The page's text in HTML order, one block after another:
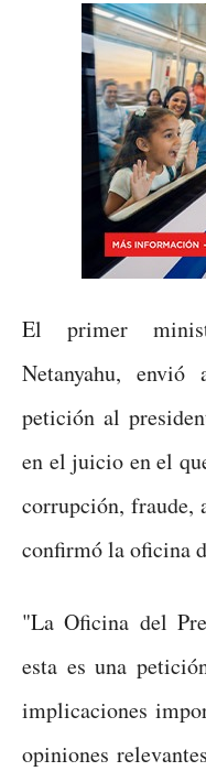
El primer
Netanyahu,
petición al
en el juicio en el
corrupción, fraude,
confirmó la oficina
"La Oficina del
esta es una
implicaciones
opiniones